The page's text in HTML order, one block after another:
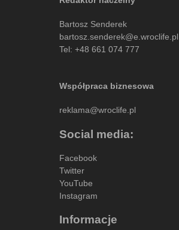
Bartosz Senderek
bartosz.senderek@e.wroclife.pl
Tel: +48 661 074 777
Współpraca biznesowa
reklama@wroclife.pl
Social media:
Facebook
Twitter
YouTube
Instagram
Informacje